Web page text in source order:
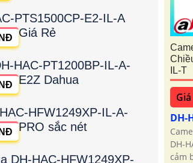
PTS1500CP-E2-IL-A
Giá Rẻ
HAC-PT1200BP-IL-A-
E2Z Dahua
HFW1249XP-IL-A-
PRO sắc nét
DH-HAC-HFW1249XP-
IL-T
DH-
DH-
cảm